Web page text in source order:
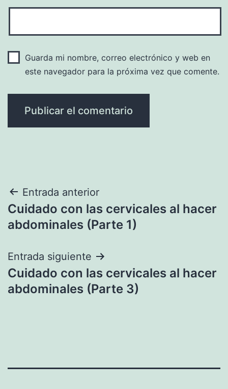
Guarda mi nombre, correo electrónico y web en
este navegador para la próxima vez que comente.
Navegación
de
Entrada anterior
Cuidado con las cervicales al hacer
abdominales (Parte 1)
Entrada siguiente
Cuidado con las cervicales al hacer
abdominales (Parte 3)